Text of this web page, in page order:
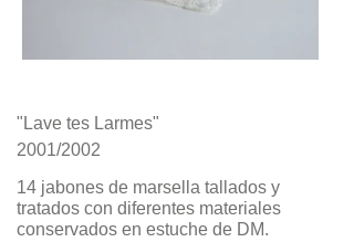
"Lave tes Larmes"
2001/2002
14 jabones de marsella tallados y
tratados con diferentes materiales
conservados en estuche de DM.